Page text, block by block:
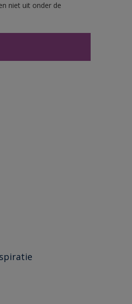
niet uit onder de